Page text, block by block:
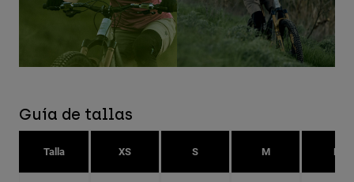
Guía de tallas
Talla XS S M L